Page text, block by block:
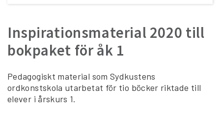
Inspirationsmaterial 2020 till
bokpaket för åk 1
Pedagogiskt material som Sydkustens
ordkonstskola utarbetat för tio böcker riktade till
elever i årskurs 1.